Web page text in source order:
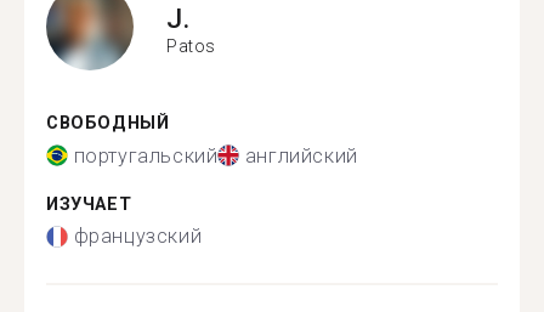
J.
Patos
СВОБОДНЫЙ
португальский английский
ИЗУЧАЕТ
французский